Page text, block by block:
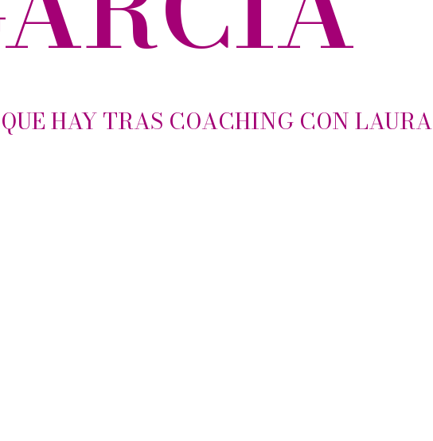
HAY TRAS COACHING CON LAURA